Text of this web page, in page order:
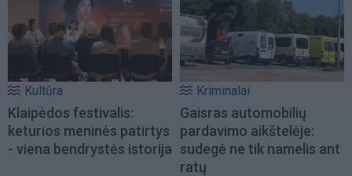
Kultūra
Klaipėdos festivalis:
keturios meninės patirtys
- viena bendrystės istorija
Kriminalai
Gaisras automobilių
pardavimo aikštelėje:
sudegė ne tik namelis ant
ratų